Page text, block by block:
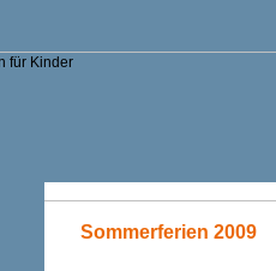
Sommerferien 2009